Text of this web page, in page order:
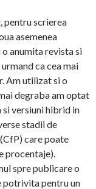
pentru scrierea
asemenea
anumita revista si
ca cea mai
Am utilizat si o
degraba am optat
si versiuni hibrid in
stadii de
care poate
procentaje).
spre publicare o
potrivita pentru un